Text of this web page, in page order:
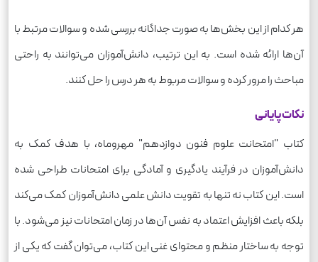
هر کدام از این بخش‌ها به صورت جداگانه بررسی شده و سوالات مرتبط با
آن‌ها ارائه شده است. به این ترتیب، دانش‌آموزان می‌توانند به راحتی
مباحث را مرور کرده و سوالات مربوط به هر درس را حل کنند.
نکات پایانی
کتاب "امتحانت علوم فنون دوازدهم" مهروماه، با هدف کمک به
دانش‌آموزان در فرآیند یادگیری و آمادگی برای امتحانات طراحی شده
است. این کتاب نه تنها به تقویت دانش علمی دانش‌آموزان کمک می‌کند
بلکه باعث افزایش اعتماد به نفس آن‌ها در زمان امتحانات نیز می‌شود. با
توجه به ساختار منظم و محتوای غنی این کتاب، می‌توان گفت که یکی از